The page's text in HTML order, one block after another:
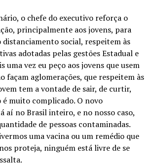
o chefe do executivo reforça o
principalmente aos jovens, para
distanciamento social, respeitem às
adotadas pelas gestões Estadual e
uma vez eu peço aos jovens que usem
façam aglomerações, que respeitem às
tem a vontade de sair, de curtir,
é muito complicado. O novo
aí no Brasil inteiro, e no nosso caso,
de pessoas contaminadas.
uma vacina ou um remédio que
proteja, ninguém está livre de se